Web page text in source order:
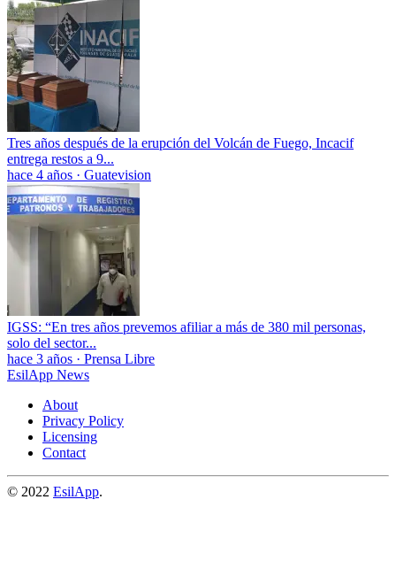
Tres años después de la erupción del Volcán de Fuego, Incacif
entrega restos a 9...
hace 4 años · Guatevision
IGSS: “En tres años prevemos afiliar a más de 380 mil personas,
solo del sector...
hace 3 años · Prensa Libre
EsilApp News
About
Privacy Policy
Licensing
Contact
© 2022 EsilApp.